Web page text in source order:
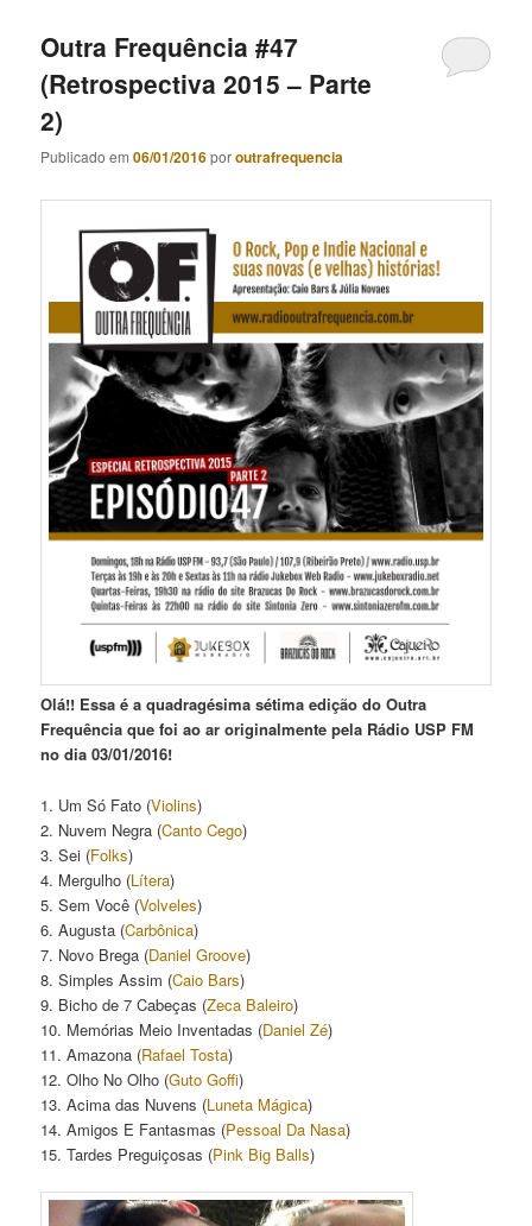
Outra Frequência #47
(Retrospectiva 2015 – Parte
2)
Publicado em06/01/2016poroutrafrequencia
Olá!! Essa é a quadragésima sétima edição do Outra
Frequência que foi ao ar originalmente pela Rádio USP FM
no dia 03/01/2016!
1. Um Só Fato (Violins)
2. Nuvem Negra (Canto Cego)
3. Sei (Folks)
4. Mergulho (Lítera)
5. Sem Você (Volveles)
6. Augusta (Carbônica)
7. Novo Brega (Daniel Groove)
8. Simples Assim (Caio Bars)
9. Bicho de 7 Cabeças (Zeca Baleiro)
10. Memórias Meio Inventadas (Daniel Zé)
11. Amazona (Rafael Tosta)
12. Olho No Olho (Guto Goffi)
13. Acima das Nuvens (Luneta Mágica)
14. Amigos E Fantasmas (Pessoal Da Nasa)
15. Tardes Preguiçosas (Pink Big Balls)